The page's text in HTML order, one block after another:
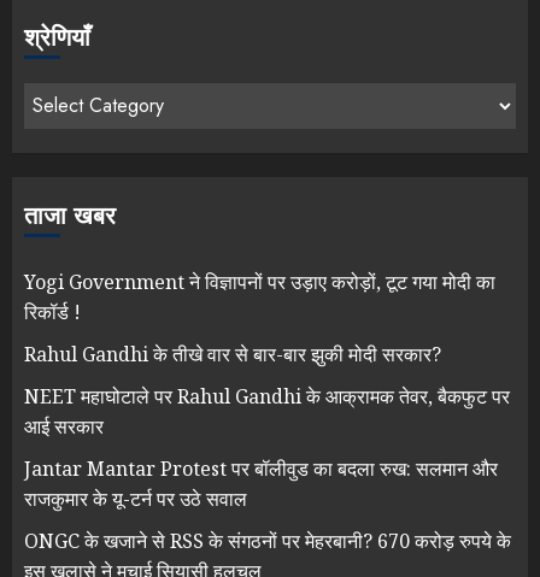
श्रेणियाँ
ताजा खबर
Yogi Government ने विज्ञापनों पर उड़ाए करोड़ों, टूट गया मोदी का
रिकॉर्ड !
Rahul Gandhi के तीखे वार से बार-बार झुकी मोदी सरकार?
NEET महाघोटाले पर Rahul Gandhi के आक्रामक तेवर, बैकफुट पर
आई सरकार
Jantar Mantar Protest पर बॉलीवुड का बदला रुख: सलमान और
राजकुमार के यू-टर्न पर उठे सवाल
ONGC के खजाने से RSS के संगठनों पर मेहरबानी? 670 करोड़ रुपये के
इस खुलासे ने मचाई सियासी हलचल